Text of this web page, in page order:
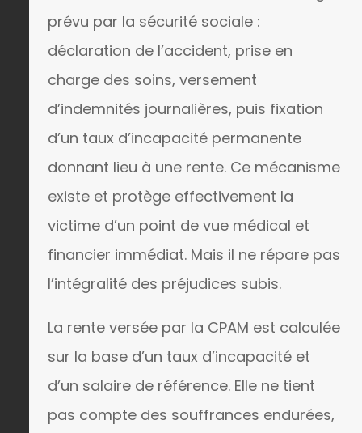
prévu par la sécurité sociale :
déclaration de l’accident, prise en
charge des soins, versement
d’indemnités journalières, puis fixation
d’un taux d’incapacité permanente
donnant lieu à une rente. Ce mécanisme
existe et protège effectivement la
victime d’un point de vue médical et
financier immédiat. Mais il ne répare pas
l’intégralité des préjudices subis.
La rente versée par la CPAM est calculée
sur la base d’un taux d’incapacité et
d’un salaire de référence. Elle ne tient
pas compte des souffrances endurées,